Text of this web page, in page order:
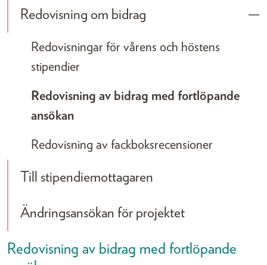
Redovisning om bidrag
Redovisningar för vårens och höstens
stipendier
Redovisning av bidrag med fortlöpande
ansökan
Redovisning av fackboksrecensioner
Till stipendiemottagaren
Ändringsansökan för projektet
Redovisning av bidrag med fortlöpande